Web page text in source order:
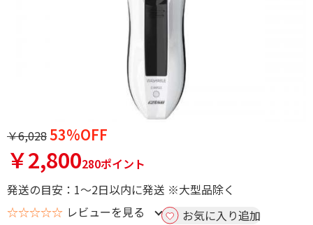
￥6,02853%OFF
￥2,800280ポイント
発送の目安：1～2日以内に発送 ※大型品除く
☆☆☆☆☆ レビューを見る お気に入り追加